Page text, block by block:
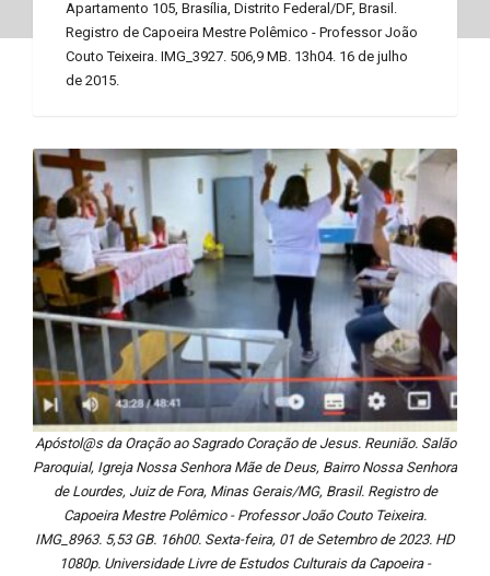
Apartamento 105, Brasília, Distrito Federal/DF, Brasil.
Registro de Capoeira Mestre Polêmico - Professor João
Couto Teixeira. IMG_3927. 506,9 MB. 13h04. 16 de julho
de 2015.
Apóstol@s da Oração ao Sagrado Coração de Jesus. Reunião. Salão
Paroquial, Igreja Nossa Senhora Mãe de Deus, Bairro Nossa Senhora
de Lourdes, Juiz de Fora, Minas Gerais/MG, Brasil. Registro de
Capoeira Mestre Polêmico - Professor João Couto Teixeira.
IMG_8963. 5,53 GB. 16h00. Sexta-feira, 01 de Setembro de 2023. HD
1080p. Universidade Livre de Estudos Culturais da Capoeira -